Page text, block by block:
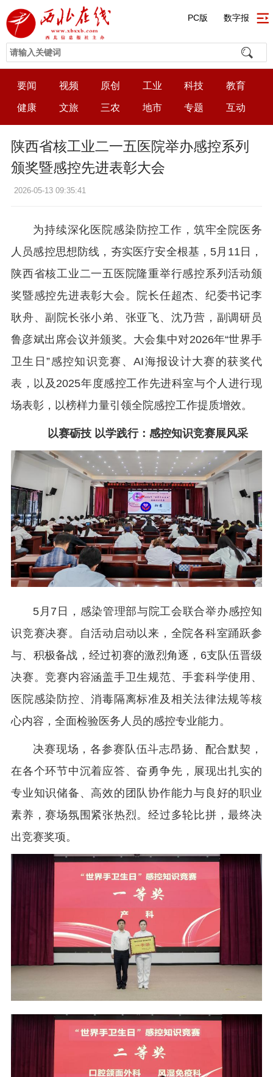
PC版 数字报
要闻 视频 原创 工业 科技 教育
健康 文旅 三农 地市 专题 互动
陕西省核工业二一五医院举办感控系列
颁奖暨感控先进表彰大会
2026-05-13 09:35:41
为持续深化医院感染防控工作，筑牢全院医务
人员感控思想防线，夯实医疗安全根基，5月11日，
陕西省核工业二一五医院隆重举行感控系列活动颁
奖暨感控先进表彰大会。院长任超杰、纪委书记李
耿舟、副院长张小弟、张亚飞、沈乃营，副调研员
鲁彦斌出席会议并颁奖。大会集中对2026年“世界手
卫生日”感控知识竞赛、AI海报设计大赛的获奖代
表，以及2025年度感控工作先进科室与个人进行现
场表彰，以榜样力量引领全院感控工作提质增效。
以赛砺技 以学践行：感控知识竞赛展风采
5月7日，感染管理部与院工会联合举办感控知
识竞赛决赛。自活动启动以来，全院各科室踊跃参
与、积极备战，经过初赛的激烈角逐，6支队伍晋级
决赛。竞赛内容涵盖手卫生规范、手套科学使用、
医院感染防控、消毒隔离标准及相关法律法规等核
心内容，全面检验医务人员的感控专业能力。
决赛现场，各参赛队伍斗志昂扬、配合默契，
在各个环节中沉着应答、奋勇争先，展现出扎实的
专业知识储备、高效的团队协作能力与良好的职业
素养，赛场氛围紧张热烈。经过多轮比拼，最终决
出竞赛奖项。